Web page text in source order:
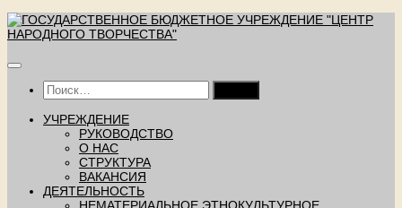
Перейти
к
Найти:
УЧРЕЖДЕНИЕ
РУКОВОДСТВО
О НАС
СТРУКТУРА
ВАКАНСИЯ
ДЕЯТЕЛЬНОСТЬ